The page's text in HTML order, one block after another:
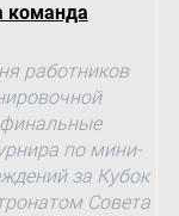
команда
работников
по мини-
за Кубок
Совета